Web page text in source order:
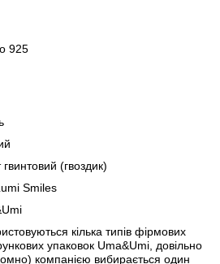
925
гвинтовий (гвоздик)
Smiles
кілька типів фірмових
упаковок Uma&Umi, довільно
компанією вибирається один